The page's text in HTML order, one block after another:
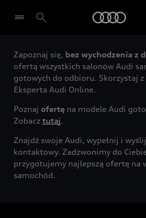
Wybierz Twojego Partnera Audi
Zapoznaj się, bez wychodzenia z
ofertą wszystkich salonów Audi
gotowych do odbioru. Skorzystaj
Eksperta Audi Online.
Poznaj ofertę na modele Audi
Zobacz tutaj.
Znajdź swoje Audi, wypełnij i
kontaktowy. Zadzwonimy do
przygotujemy najlepszą ofertę na
samochód.